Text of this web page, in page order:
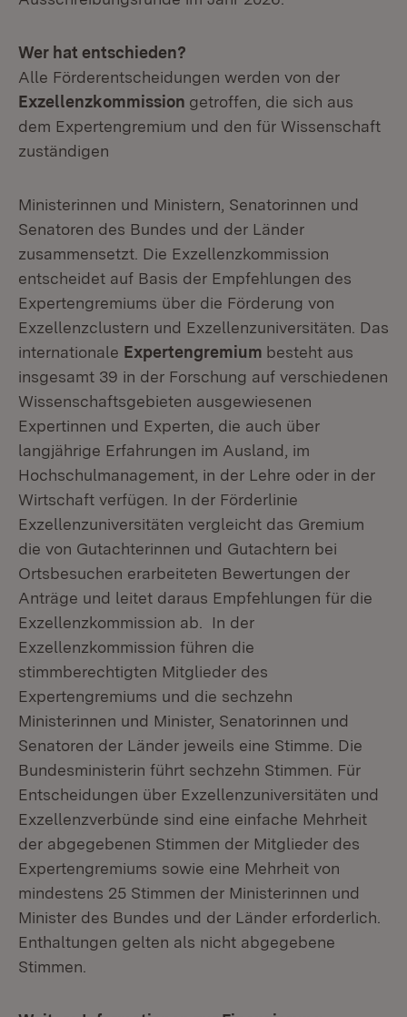
Wer hat entschieden?
Alle Förderentscheidungen werden von der
Exzellenzkommission getroffen, die sich aus
dem Expertengremium und den für Wissenschaft
zuständigen
Ministerinnen und Ministern, Senatorinnen und
Senatoren des Bundes und der Länder
zusammensetzt. Die Exzellenzkommission
entscheidet auf Basis der Empfehlungen des
Expertengremiums über die Förderung von
Exzellenzclustern und Exzellenzuniversitäten. Das
internationale Expertengremium besteht aus
insgesamt 39 in der Forschung auf verschiedenen
Wissenschaftsgebieten ausgewiesenen
Expertinnen und Experten, die auch über
langjährige Erfahrungen im Ausland, im
Hochschulmanagement, in der Lehre oder in der
Wirtschaft verfügen. In der Förderlinie
Exzellenzuniversitäten vergleicht das Gremium
die von Gutachterinnen und Gutachtern bei
Ortsbesuchen erarbeiteten Bewertungen der
Anträge und leitet daraus Empfehlungen für die
Exzellenzkommission ab. In der
Exzellenzkommission führen die
stimmberechtigten Mitglieder des
Expertengremiums und die sechzehn
Ministerinnen und Minister, Senatorinnen und
Senatoren der Länder jeweils eine Stimme. Die
Bundesministerin führt sechzehn Stimmen. Für
Entscheidungen über Exzellenzuniversitäten und
Exzellenzverbünde sind eine einfache Mehrheit
der abgegebenen Stimmen der Mitglieder des
Expertengremiums sowie eine Mehrheit von
mindestens 25 Stimmen der Ministerinnen und
Minister des Bundes und der Länder erforderlich.
Enthaltungen gelten als nicht abgegebene
Stimmen.